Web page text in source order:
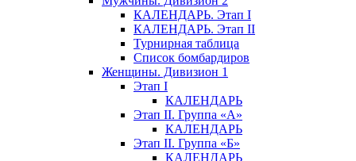
КАЛЕНДАРЬ. Этап I
КАЛЕНДАРЬ. Этап II
Турнирная таблица
Список бомбардиров
Женщины. Дивизион 1
Этап I
КАЛЕНДАРЬ
Этап II. Группа «А»
КАЛЕНДАРЬ
Этап II. Группа «Б»
КАЛЕНДАРЬ